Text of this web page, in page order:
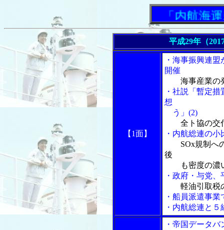
「内航海運新聞
平成29年（
【1面】
・海事振興連
開催
海事産業の
・社説「暫定
想
う」(2)
全ト協の交
・内航総連の
SOx規制へ
後
も密度の濃
・政府・与党
軽油引取税
・船員派遣事
・内航総連と
・帝国データ